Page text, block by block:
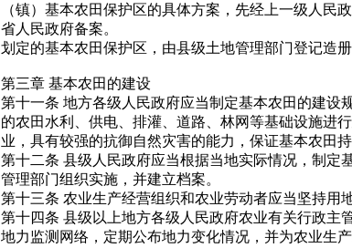
（镇）基本农田保护区的具体方案，先经上一级人民
省人民政府备案。
划定的基本农田保护区，由县级土地管理部门登记造
第三章 基本农田的建设
第十一条 地方各级人民政府应当制定基本农田的建设
的农田水利、供电、排灌、道路、林网等基础设施进
业，具有较强的抗御自然灾害的能力，保证基本农田持
第十二条 县级人民政府应当根据当地实际情况，制定
管理部门组织实施，并建立档案。
第十三条 农业生产经营组织和农业劳动者应当坚持用
第十四条 县级以上地方各级人民政府农业有关行政主
地力监测网络，定期公布地力变化情况，并为农业生